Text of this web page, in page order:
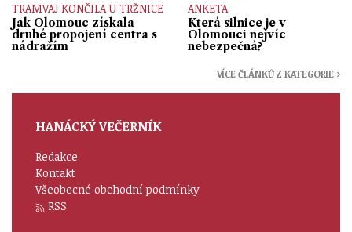
TRAMVAJ KONČILA U TRŽNICE
Jak Olomouc získala
druhé propojení centra s
nádražím
ANKETA
Která silnice je v
Olomouci nejvíc
nebezpečná?
VÍCE ČLÁNKŮ Z KATEGORIE ›
HANÁCKÝ VEČERNÍK
Redakce
Kontakt
Všeobecné obchodní podmínky
RSS